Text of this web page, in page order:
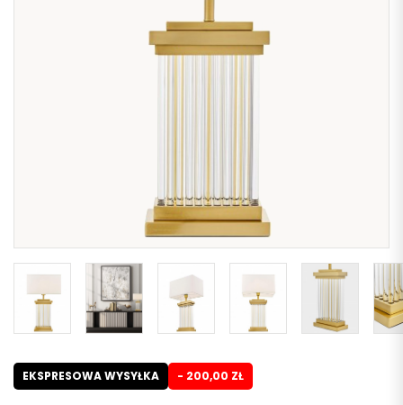
EKSPRESOWA WYSYŁKA - 200,00 ZŁ